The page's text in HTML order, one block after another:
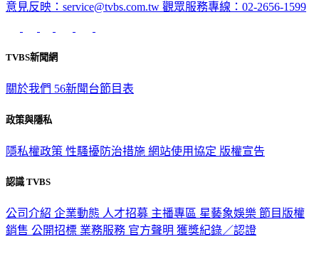
意見反映：service@tvbs.com.tw 觀眾服務專線：02-2656-1599
TVBS新聞網
關於我們 56新聞台節目表
政策與隱私
隱私權政策 性騷擾防治措施 網站使用協定 版權宣告
認識 TVBS
公司介紹 企業動態 人才招募 主播專區 星藝象娛樂 節目版權
銷售 公開招標 業務服務 官方聲明 獲獎紀錄／認證